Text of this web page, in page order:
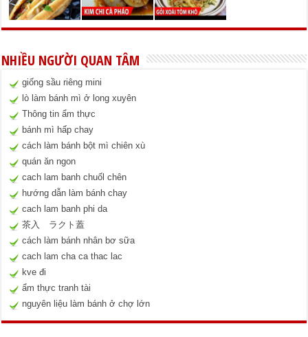
NHIỀU NGƯỜI QUAN TÂM
giống sầu riêng mini
lò làm bánh mì ở long xuyên
Thông tin ẩm thực
bánh mì hấp chay
cách làm bánh bột mì chiên xù
quán ăn ngon
cach lam banh chuốl chên
hướng dẫn làm bánh chay
cach lam banh phi da
茶入 ラクト蓋
cách làm bánh nhân bơ sữa
cach lam cha ca thac lac
kve đi
ẩm thực tranh tài
nguyên liệu làm bánh ở chợ lớn